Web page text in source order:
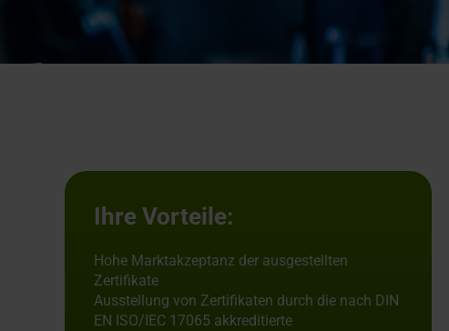
Ihre Vorteile:
Hohe Marktakzeptanz der ausgestellten
Zertifikate
Ausstellung von Zertifikaten durch die nach DIN
EN ISO/IEC 17065 akkreditierte